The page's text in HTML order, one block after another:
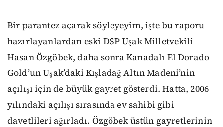
Bir parantez açarak söyleyeyim, işte bu raporu
hazırlayanlardan eski DSP Uşak Milletvekili
Hasan Özgöbek, daha sonra Kanadalı El Dorado
Gold’un Uşak’daki Kışladağ Altın Madeni’nin
açılışı için de büyük gayret gösterdi. Hatta, 2006
yılındaki açılışı sırasında ev sahibi gibi
davetlileri ağırladı. Özgöbek üstün gayretlerinin